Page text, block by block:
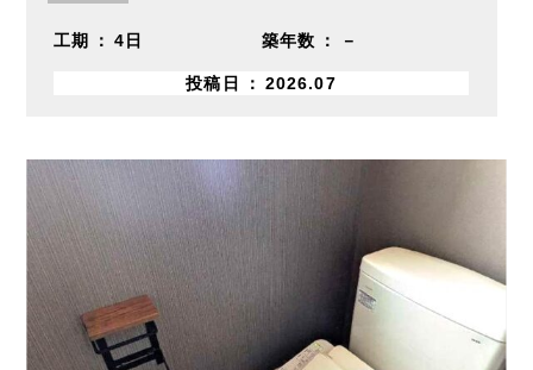
工期 4日 築年数 －
投稿日 2026.07